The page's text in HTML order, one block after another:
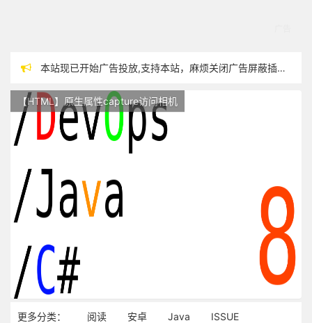
本站现已开始广告投放,支持本站，麻烦关闭广告屏蔽插件，谢谢！
反对日本核废水排海
过敏性鼻炎患者渴望自由呼吸~~~
【HTML】原生属性capture访问相机
更多分类： 阅读 安卓 Java ISSUE